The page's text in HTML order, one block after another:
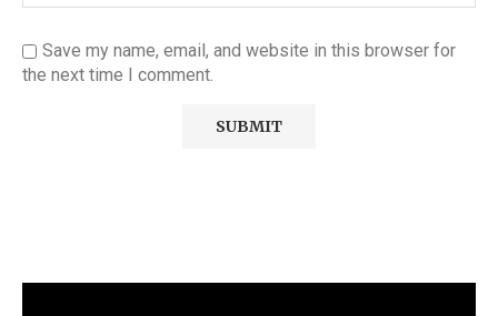
Save my name, email, and website in this browser for
the next time I comment.